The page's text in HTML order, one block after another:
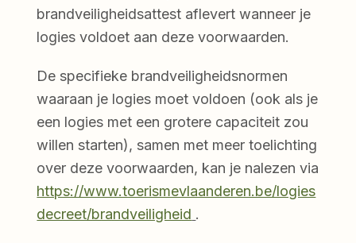
brandveiligheidsattest aflevert wanneer je
logies voldoet aan deze voorwaarden.
De specifieke brandveiligheidsnormen
waaraan je logies moet voldoen (ook als je
een logies met een grotere capaciteit zou
willen starten), samen met meer toelichting
over deze voorwaarden, kan je nalezen via
https://www.toerismevlaanderen.be/logies
decreet/brandveiligheid .